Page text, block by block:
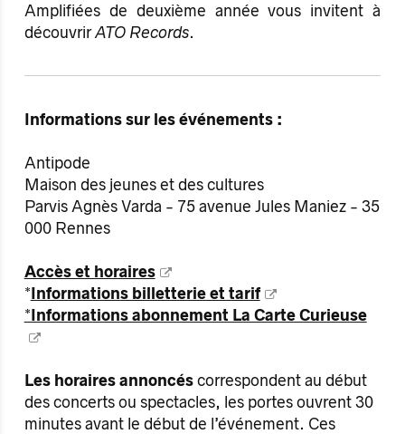
Amplifiées de deuxième année vous invitent à
découvrirATO Records.
Informations sur les événements :
Antipode
Maison des jeunes et des cultures
Parvis Agnès Varda - 75 avenue Jules Maniez - 35
000 Rennes
Accès et horaires
*Informations billetterie et tarif
*Informations abonnement La Carte Curieuse
Les horaires annoncéscorrespondent au début
des concerts ou spectacles, les portes ouvrent 30
minutes avant le début de l’événement. Ces